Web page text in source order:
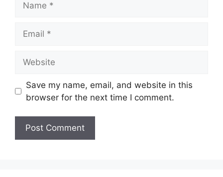
Save my name, email, and website in this
browser for the next time I comment.